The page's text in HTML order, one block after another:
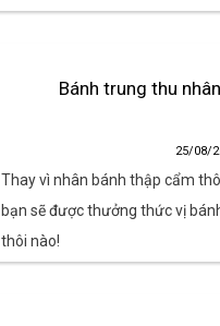
Bánh trung thu
25/08/
Thay vì nhân bánh thập cẩm
bạn sẽ được thưởng thức vị
thôi nào!